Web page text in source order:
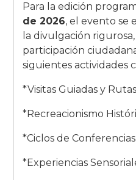
Para la edición
de 2026, el evento se
la divulgación
participación
siguientes actividades
*Visitas Guiadas y
*Recreacionismo
*Ciclos de
*Experiencias